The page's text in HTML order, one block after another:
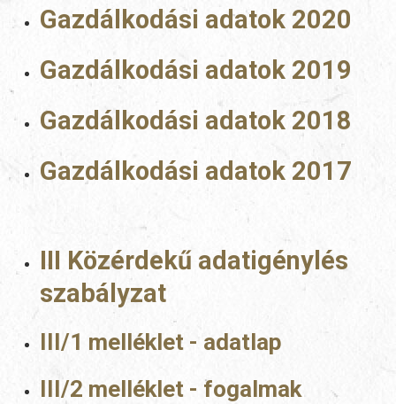
Gazdálkodási adatok 2020
Gazdálkodási adatok 2019
Gazdálkodási adatok 2018
Gazdálkodási adatok 2017
III Közérdekű adatigénylés
szabályzat
III/1 melléklet - adatlap
III/2 melléklet - fogalmak